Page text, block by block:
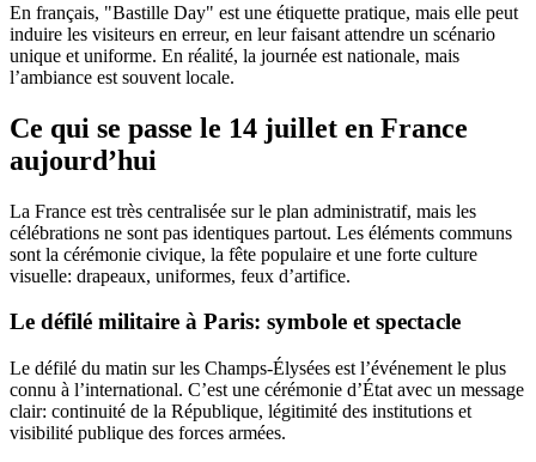
En français, "Bastille Day" est une étiquette pratique, mais elle peut
induire les visiteurs en erreur, en leur faisant attendre un scénario
unique et uniforme. En réalité, la journée est nationale, mais
l’ambiance est souvent locale.
Ce qui se passe le 14 juillet en France
aujourd’hui
La France est très centralisée sur le plan administratif, mais les
célébrations ne sont pas identiques partout. Les éléments communs
sont la cérémonie civique, la fête populaire et une forte culture
visuelle: drapeaux, uniformes, feux d’artifice.
Le défilé militaire à Paris: symbole et spectacle
Le défilé du matin sur les Champs-Élysées est l’événement le plus
connu à l’international. C’est une cérémonie d’État avec un message
clair: continuité de la République, légitimité des institutions et
visibilité publique des forces armées.